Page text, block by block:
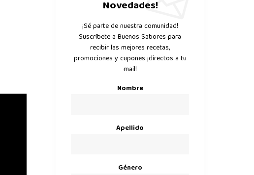
Novedades!
¡Sé parte de nuestra comunidad!
Suscríbete a Buenos Sabores para
recibir las mejores recetas,
promociones y cupones ¡directos a tu
mail!
Nombre
Apellido
Género